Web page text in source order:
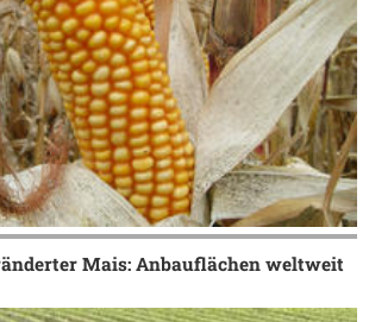
Mais: Anbauflächen weltweit